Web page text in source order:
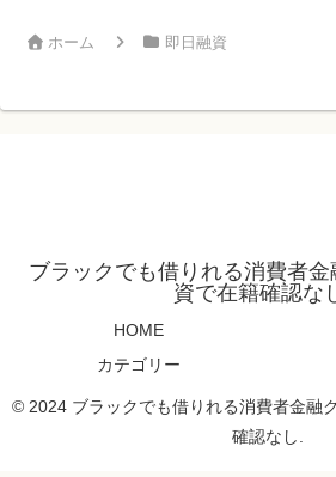
ホーム 即日融資
ブラックでも借りれる消費者
資で在籍確認な
HOME
カテゴリー
© 2024 ブラックでも借りれる消費者金融
確認なし.